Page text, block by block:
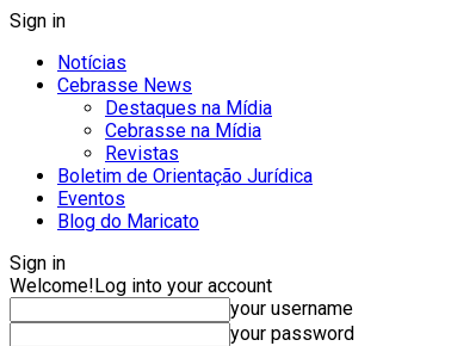
Sign in
Notícias
Cebrasse News
Destaques na Mídia
Cebrasse na Mídia
Revistas
Boletim de Orientação Jurídica
Eventos
Blog do Maricato
Sign in
Welcome!Log into your account
your username
your password